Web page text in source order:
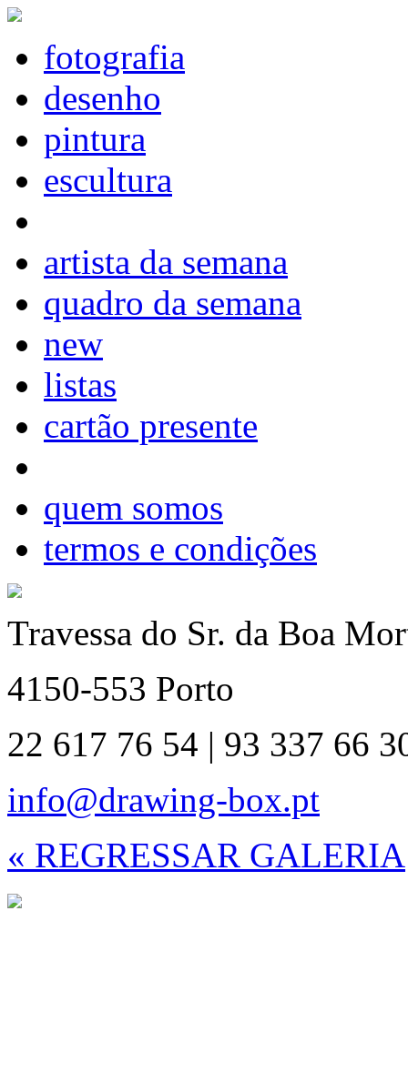
fotografia
desenho
pintura
escultura
artista da semana
quadro da semana
new
listas
cartão presente
quem somos
termos e condições
Travessa do Sr. da Boa
4150-553 Porto
22 617 76 54 | 93 337 66
info@drawing-box.pt
« REGRESSAR GALERIA